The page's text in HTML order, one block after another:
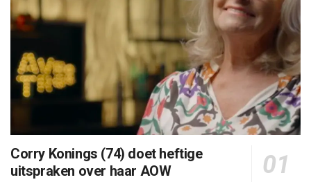
Corry Konings (74) doet heftige
uitspraken over haar AOW